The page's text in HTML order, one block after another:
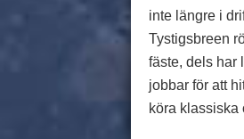
inte längre i
Tystigsbreen
fäste, dels har
jobbar för att
köra klassiska